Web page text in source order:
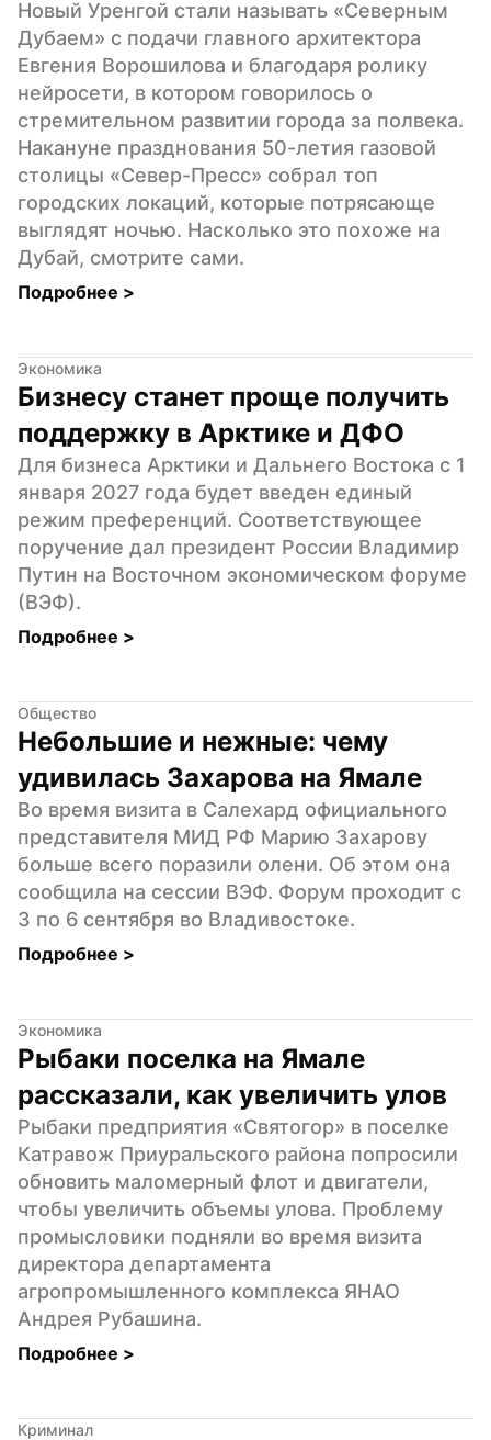
Новый Уренгой стали называть «Северным
Дубаем» с подачи главного архитектора
Евгения Ворошилова и благодаря ролику
нейросети, в котором говорилось о
стремительном развитии города за полвека.
Накануне празднования 50-летия газовой
столицы «Север-Пресс» собрал топ
городских локаций, которые потрясающе
выглядят ночью. Насколько это похоже на
Дубай, смотрите сами.
Подробнее >
Экономика
Бизнесу станет проще получить
поддержку в Арктике и ДФО
Для бизнеса Арктики и Дальнего Востока с 1
января 2027 года будет введен единый
режим преференций. Соответствующее
поручение дал президент России Владимир
Путин на Восточном экономическом форуме
(ВЭФ).
Подробнее >
Общество
Небольшие и нежные: чему
удивилась Захарова на Ямале
Во время визита в Салехард официального
представителя МИД РФ Марию Захарову
больше всего поразили олени. Об этом она
сообщила на сессии ВЭФ. Форум проходит с
3 по 6 сентября во Владивостоке.
Подробнее >
Экономика
Рыбаки поселка на Ямале
рассказали, как увеличить улов
Рыбаки предприятия «Святогор» в поселке
Катравож Приуральского района попросили
обновить маломерный флот и двигатели,
чтобы увеличить объемы улова. Проблему
промысловики подняли во время визита
директора департамента
агропромышленного комплекса ЯНАО
Андрея Рубашина.
Подробнее >
Криминал